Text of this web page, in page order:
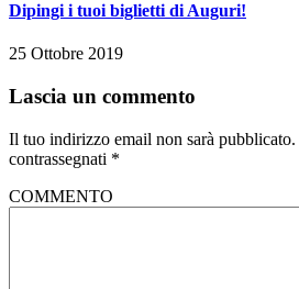
Dipingi i tuoi biglietti di Auguri!
25 Ottobre 2019
Lascia un commento
Il tuo indirizzo email non sarà pubblicato.
contrassegnati *
COMMENTO